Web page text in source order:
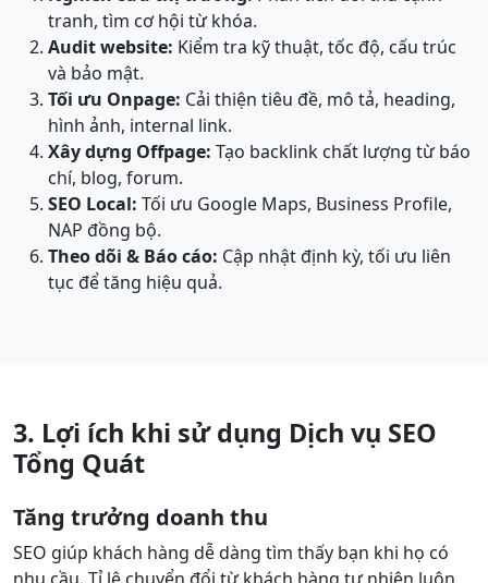
tranh, tìm cơ hội từ khóa.
Audit website: Kiểm tra kỹ thuật, tốc độ, cấu trúc
và bảo mật.
Tối ưu Onpage: Cải thiện tiêu đề, mô tả, heading,
hình ảnh, internal link.
Xây dựng Offpage: Tạo backlink chất lượng từ báo
chí, blog, forum.
SEO Local: Tối ưu Google Maps, Business Profile,
NAP đồng bộ.
Theo dõi & Báo cáo: Cập nhật định kỳ, tối ưu liên
tục để tăng hiệu quả.
3. Lợi ích khi sử dụng Dịch vụ SEO
Tổng Quát
Tăng trưởng doanh thu
SEO giúp khách hàng dễ dàng tìm thấy bạn khi họ có